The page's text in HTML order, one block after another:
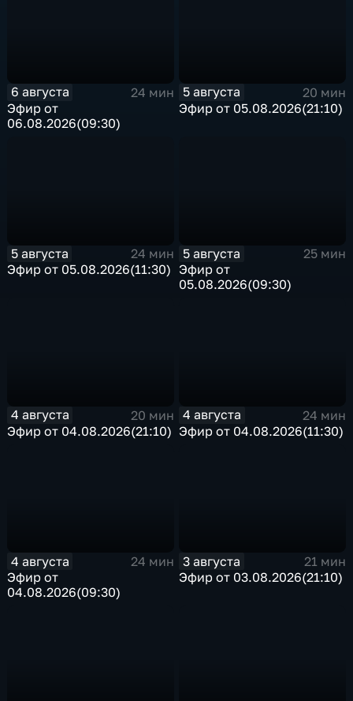
6 августа
24 мин
Эфир от
06.08.2026(09:30)
5 августа
20 мин
Эфир от 05.08.2026(21:10)
5 августа
24 мин
Эфир от 05.08.2026(11:30)
5 августа
25 мин
Эфир от
05.08.2026(09:30)
4 августа
20 мин
Эфир от 04.08.2026(21:10)
4 августа
24 мин
Эфир от 04.08.2026(11:30)
4 августа
24 мин
Эфир от
04.08.2026(09:30)
3 августа
21 мин
Эфир от 03.08.2026(21:10)